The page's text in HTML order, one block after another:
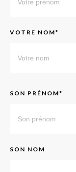
VOTRE NOM*
SON PRÉNOM*
SON NOM